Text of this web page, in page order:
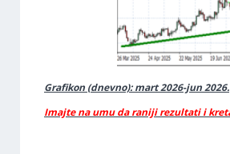
Grafikon (dnevno): mart 2026-jun 2026.
Imajte na umu da raniji rezultati i